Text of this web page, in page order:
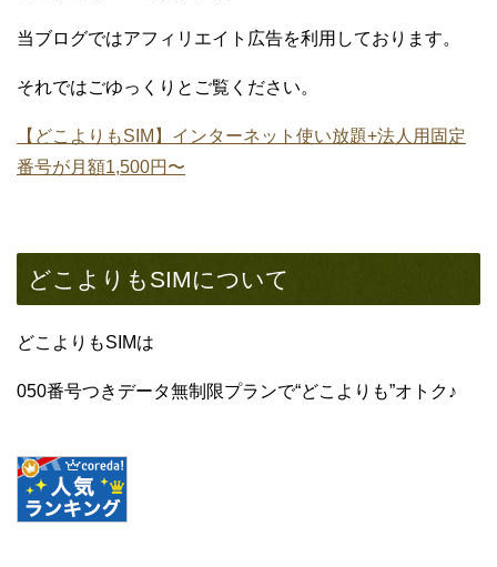
当ブログではアフィリエイト広告を利用しております。
それではごゆっくりとご覧ください。
【どこよりもSIM】インターネット使い放題+法人用固定
番号が月額1,500円〜
どこよりもSIMについて
どこよりもSIMは
050番号つきデータ無制限プランで“どこよりも”オトク♪